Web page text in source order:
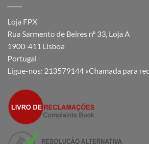
Loja FPX
Rua Sarmento de Beires nº 33, Loja A
1900-411 Lisboa
Portugal
Ligue-nos: 213579144 «Chamada para